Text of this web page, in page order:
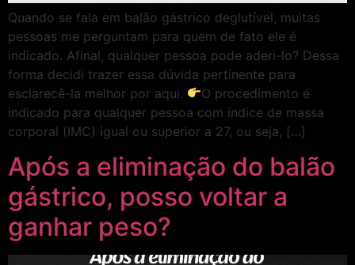
Quando se fala em balão gástrico deglutível, muitas
pessoas me perguntam para quem de fato ele é
indicado. Afinal, qualquer pessoa pode aderi-lo? Dessa
forma decidi trazer essa dúvida pertinente para
esclarecê-la melhor por aqui.
O procedimento é
indicado para qualquer pessoa com índice de massa
corporal (IMC) igual ou superior a 27, ou seja, […]
Após a eliminação do balão
gástrico, posso voltar a
ganhar peso?